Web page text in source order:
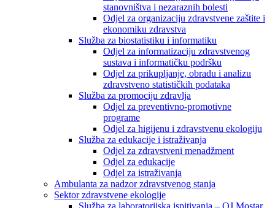
stanovništva i nezaraznih bolesti
Odjel za organizaciju zdravstvene zaštite i
ekonomiku zdravstva
Služba za biostatistiku i informatiku
Odjel za informatizaciju zdravstvenog
sustava i informatičku podršku
Odjel za prikupljanje, obradu i analizu
zdravstveno statističkih podataka
Služba za promociju zdravlja
Odjel za preventivno-promotivne
programe
Odjel za higijenu i zdravstvenu ekologiju
Služba za edukacije i istraživanja
Odjel za zdravstveni menadžment
Odjel za edukacije
Odjel za istraživanja
Ambulanta za nadzor zdravstvenog stanja
Sektor zdravstvene ekologije
Služba za laboratorijska ispitivanja – OJ Mostar